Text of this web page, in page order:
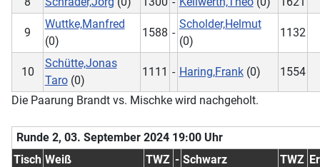
9
Wuttke,Manfred
(0)
1588 -
Scholder,Helmut
(0)
1132
10
Schütte,Jonas
Taro(0)
1111 - Haring,Frank(0) 1554
Die Paarung Brandt vs. Mischke wird nachgeholt.
Runde 2, 03. September 2024 19:00 Uhr
Tisch Weiß TWZ - Schwarz TWZ